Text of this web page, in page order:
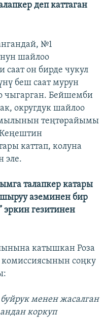
деп каттаган
№1
шайлоо
саат он бирде чукул
беш саат мурун
чыгарган. Бейшемби
округдук шайлоо
теңтөрайымы
каттап, колуна
эле.
талапкер катары
аземинен бир
эркин гезитинен
катышкан Роза
комиссиясынын соңку
менен жасалган
коркуп